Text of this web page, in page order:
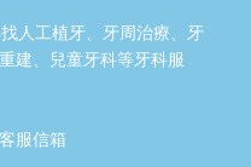
人工植牙、牙周治療、牙
建、兒童牙科等牙科服
服信箱